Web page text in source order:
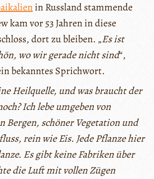
in Russland stammende
kam vor 53 Jahren in diese
dort zu bleiben. „Es ist
wo wir gerade nicht sind“,
bekanntes Sprichwort.
Heilquelle, und was braucht der
Ich lebe umgeben von
Bergen, schöner Vegetation und
rein wie Eis. Jede Pflanze hier
Es gibt keine Fabriken über
die Luft mit vollen Zügen